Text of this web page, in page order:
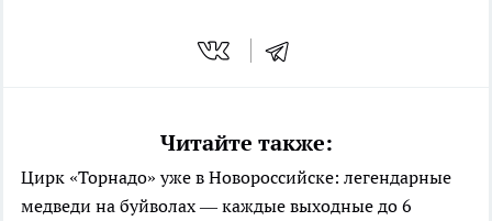
Читайте также:
Цирк «Торнадо» уже в Новороссийске: легендарные
медведи на буйволах — каждые выходные до 6